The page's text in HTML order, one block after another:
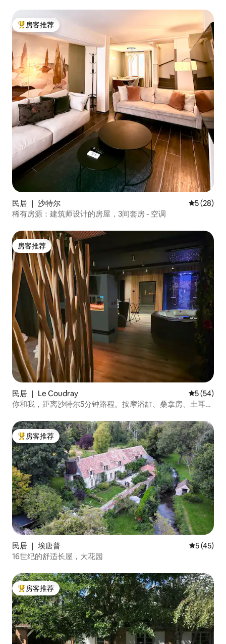
热门「房客推荐」
房客推荐
民居 ｜ 沙特尔 平均评分
5 (28)
稀有房源：建筑师设计的房屋，3间套房 - 空调
房客推荐
房客推荐
民居 ｜ Le Coudray 平均评分
5 (54)
你和我，距离沙特尔5分钟路程。按摩浴缸、桑拿房、土耳其
热门「房客推荐」
房客推荐
民居 ｜ 埃唐普 平均评分
5 (45)
16世纪的舒适长屋，大花园
热门「房客推荐」
房客推荐